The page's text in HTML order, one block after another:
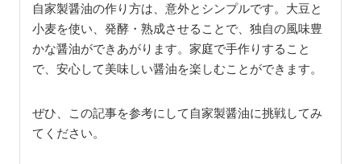
自家製醤油の作り方は、意外とシンプルです。大豆と
小麦を使い、発酵・熟成させることで、独自の風味豊
かな醤油ができあがります。家庭で手作りすること
で、安心して美味しい醤油を楽しむことができます。
ぜひ、この記事を参考にして自家製醤油に挑戦してみ
てください。